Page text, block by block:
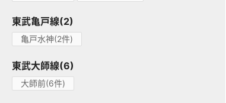
東武亀戸線(2)
亀戸水神(2件)
東武大師線(6)
大師前(6件)